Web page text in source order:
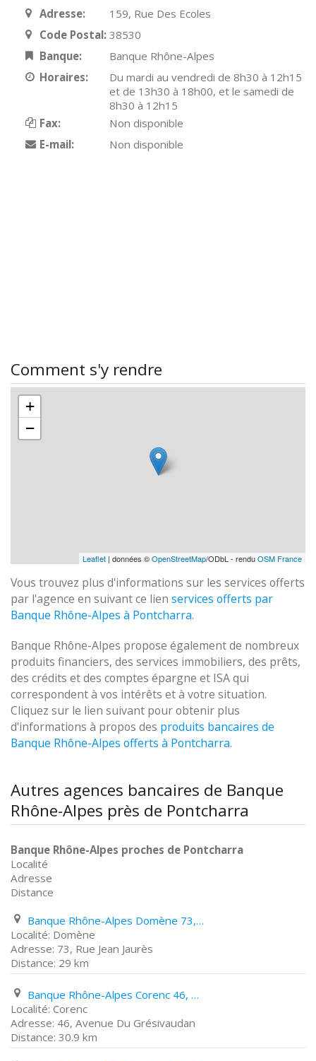
Adresse:
159, Rue Des Ecoles
Code Postal: 38530
Banque:
Banque Rhône-Alpes
Horaires:
Du mardi au vendredi de 8h30 à 12h15
et de 13h30 à 18h00, et le samedi de
8h30 à 12h15
Fax:
Non disponible
E-mail:
Non disponible
Comment s'y rendre
+
−
Leaflet | données ©OpenStreetMap/ODbL - renduOSM France
Vous trouvez plus d'informations sur les services offerts
par l'agence en suivant ce lien services offerts par
Banque Rhône-Alpes à Pontcharra.
Banque Rhône-Alpes propose également de nombreux
produits financiers, des services immobiliers, des prêts,
des crédits et des comptes épargne et ISA qui
correspondent à vos intérêts et à votre situation.
Cliquez sur le lien suivant pour obtenir plus
d'informations à propos des produits bancaires de
Banque Rhône-Alpes offerts à Pontcharra.
Autres agences bancaires de Banque
Rhône-Alpes près de Pontcharra
Banque Rhône-Alpes proches de Pontcharra
Localité
Adresse
Distance
Banque Rhône-Alpes Domène 73, Rue Jean Jaurès
Domène
73, Rue Jean Jaurès
29 km
Banque Rhône-Alpes Corenc 46, Avenue Du Grésivaudan
Corenc
46, Avenue Du Grésivaudan
30.9 km